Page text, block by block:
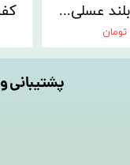
بوت چرم مردانه مدل آیهان بلند عسلی | کفش مسعود تبریز
پشتیبانی